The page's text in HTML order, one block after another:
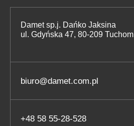
Damet sp.j. Dańko Jaksina
ul. Gdyńska 47, 80-209 Tuchom
biuro@damet.com.pl
+48 58 55-28-528